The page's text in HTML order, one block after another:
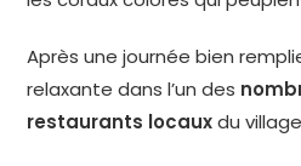
Après une journée bien
relaxante dans l’un des
restaurants locauxdu